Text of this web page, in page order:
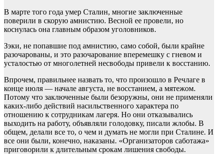
В марте того года умер Сталин, многие заключенные
поверили в скорую амнистию. Весной ее провели, но
коснулась она главным образом уголовников.
Зэки, не попавшие под амнистию, само собой, были крайне
разочарованы, и это разочарование вперемешку с гневом и
усталостью от многолетней несвободы привели к восстанию.
Впрочем, правильнее назвать то, что произошло в Речлаге в
конце июля — начале августа, не восстанием, а мятежом.
Потому что заключенные были безоружны, они не применяли
каких-либо действий насильственного характера по
отношению к сотрудникам лагеря. Но они отказывались
выходить на работу, объявляли голодовку, писали жлобы. В
общем, делали все то, о чем и думать не могли при Сталине. И
все они были, конечно, наказаны. «Организаторов саботажа»
приговорили к длительным срокам лишения свободы.